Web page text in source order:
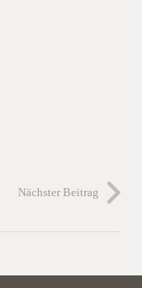
Nächster Beitrag